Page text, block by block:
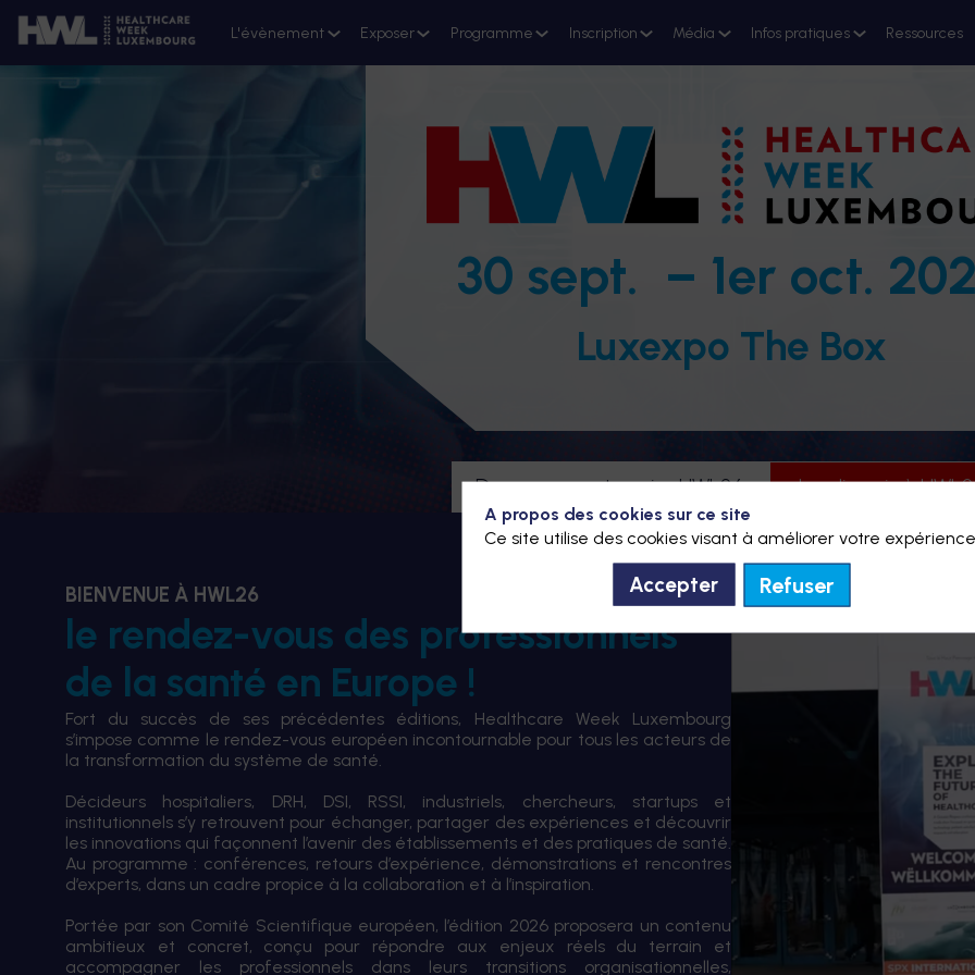
L'évènement Exposer Programme Inscription Média Infos pratiques Ressources
30 sept. – 1er oct.
Luxexpo The Box
Devenez partenaire HWL26 Je m'inscris à
BIENVENUE À HWL26
le rendez-vous des professionnels
de la santé en Europe !
Fort du succès de ses précédentes éditions, Healthcare Week Luxembourg
s’impose comme le rendez-vous européen incontournable pour tous les acteurs de
la transformation du système de santé.
Décideurs hospitaliers, DRH, DSI, RSSI, industriels, chercheurs, startups et
institutionnels s’y retrouvent pour échanger, partager des expériences et découvrir
les innovations qui façonnent l’avenir des établissements et des pratiques de santé.
Au programme : conférences, retours d’expérience, démonstrations et rencontres
d’experts, dans un cadre propice à la collaboration et à l’inspiration.
Portée par son Comité Scientifique européen, l’édition 2026 proposera un contenu
ambitieux et concret, conçu pour répondre aux enjeux réels du terrain et
accompagner les professionnels dans leurs transitions organisationnelles,
A propos des cookies sur ce site
Ce site utilise des cookies visant à améliorer votre
Accepter Refuser